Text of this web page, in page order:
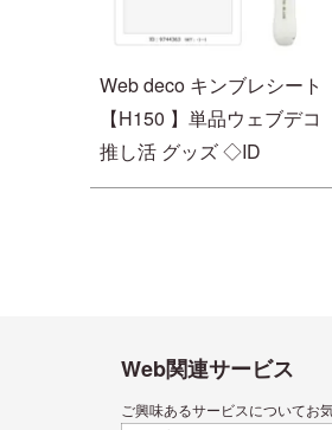
Web deco キンブレシート
【H150 】単品ウェブデコ
推し活 グッズ ◇ID
Web関連サービス
ご興味あるサービスについてお